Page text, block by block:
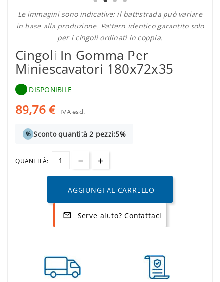
Le immagini sono indicative: il battistrada può variare
in base alla produzione. Pattern identico garantito solo
per i cingoli ordinati in coppia.
Cingoli In Gomma Per
Miniescavatori 180x72x35
DISPONIBILE
89,76 € IVA escl.
% Sconto quantità 2 pezzi:5%
QUANTITÀ:
AGGIUNGI AL CARRELLO
mail_outline Serve aiuto? Contattaci